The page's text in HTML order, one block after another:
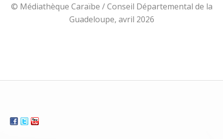
© Médiathèque Caraïbe / Conseil Départemental de la
Guadeloupe, avril 2026